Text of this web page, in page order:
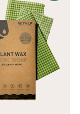
heeft
meerdere
variaties.
Deze
optie
kan
gekozen